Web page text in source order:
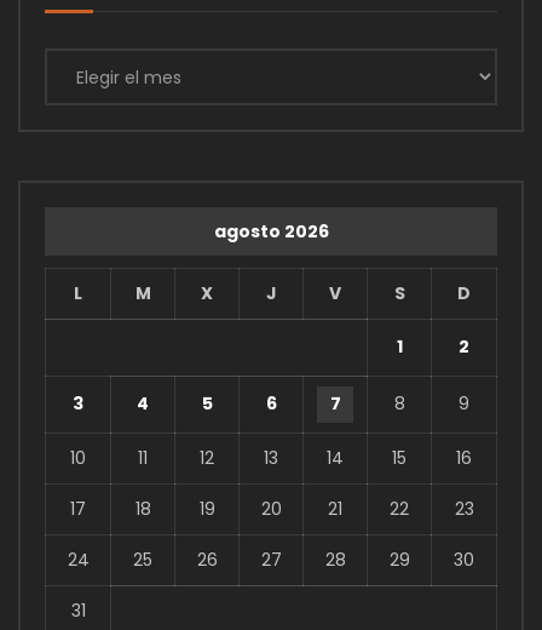
agosto 2026
L M X J V S D
1 2
3 4 5 6 7 8 9
10 11 12 13 14 15 16
17 18 19 20 21 22 23
24 25 26 27 28 29 30
31